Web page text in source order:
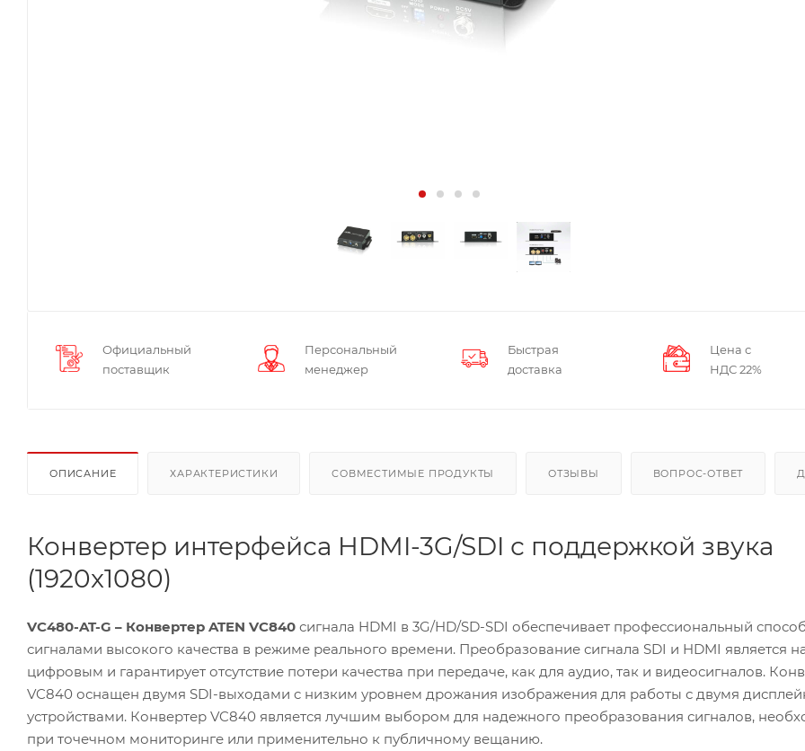
Официальный
поставщик
Персональный
менеджер
Быстрая
доставка
Цена с
НДС 22%
ОПИСАНИЕ ХАРАКТЕРИСТИКИ СОВМЕСТИМЫЕ ПРОДУКТЫ ОТЗЫВЫ ВОПРОС-ОТВЕТ
Конвертер интерфейса HDMI-3G/SDI с поддержкой звука
(1920x1080)
VC480-AT-G – Конвертер ATEN VC840 сигнала HDMI в 3G/HD/SD-SDI обеспечивает профессиональный
сигналами высокого качества в режиме реального времени. Преобразование сигнала SDI и HDMI является
цифровым и гарантирует отсутствие потери качества при передаче, как для аудио, так и видеосигналов.
VC840 оснащен двумя SDI-выходами c низким уровнем дрожания изображения для работы с двумя
устройствами. Конвертер VC840 является лучшим выбором для надежного преобразования сигналов,
при точечном мониторинге или применительно к публичному вещанию.